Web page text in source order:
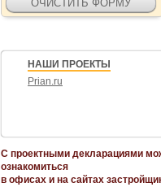
НАШИ ПРОЕКТЫ
Prian.ru
С проектными декларациями
ознакомиться
в офисах и на сайтах